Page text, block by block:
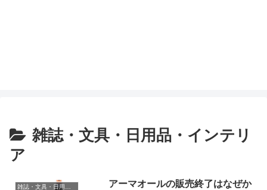
雑誌・文具・日用品・インテリ
ア
アーマオールの販売終了はなぜか